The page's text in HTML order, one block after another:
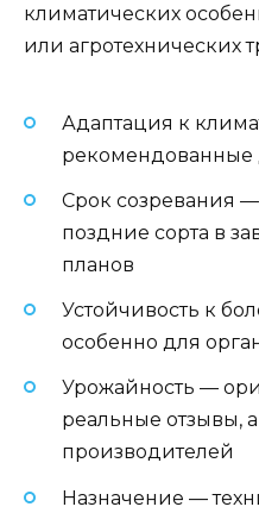
климатических
или агротехнических
Адаптация к
рекомендованные
Срок созревания
поздние сорта в
планов
Устойчивость к
особенно для
Урожайность —
реальные отзывы,
производителей
Назначение —